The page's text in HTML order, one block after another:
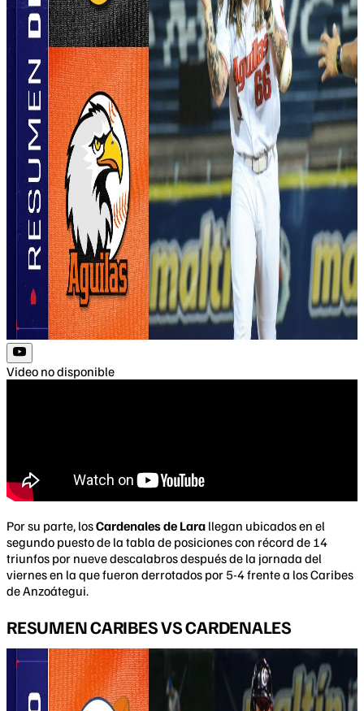
Video no disponible
Por su parte, losCardenales de Lara llegan ubicados en el
segundo puesto de la tabla de posiciones con récord de 14
triunfos por nueve descalabros después de la jornada del
viernes en la que fueron derrotados por 5-4 frente a los Caribes
de Anzoátegui.
RESUMEN CARIBES VS CARDENALES